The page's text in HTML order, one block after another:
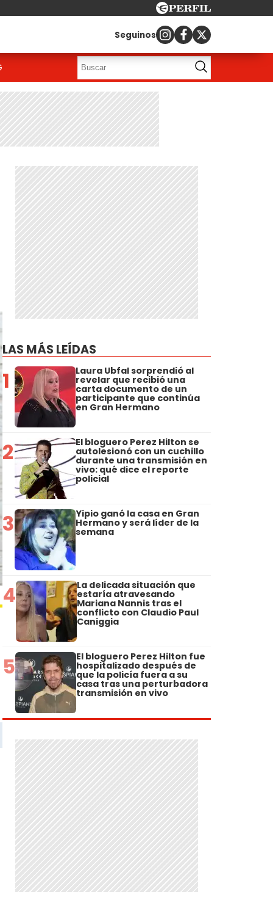
Seguinos
LAS MÁS LEÍDAS
1 Laura Ubfal sorprendió al
revelar que recibió una
carta documento de un
participante que continúa
en Gran Hermano
2 El bloguero Perez Hilton se
autolesionó con un cuchillo
durante una transmisión en
vivo: qué dice el reporte
policial
3 Yipio ganó la casa en Gran
Hermano y será líder de la
semana
4 La delicada situación que
estaría atravesando
Mariana Nannis tras el
conflicto con Claudio Paul
Caniggia
5 El bloguero Perez Hilton fue
hospitalizado después de
que la policía fuera a su
casa tras una perturbadora
transmisión en vivo